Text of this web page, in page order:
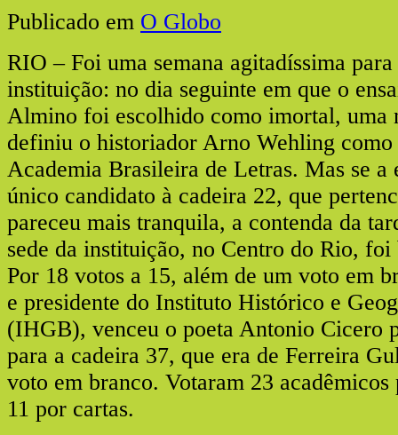
Publicado em O Globo
RIO – Foi uma semana agitadíssima para
instituição: no dia seguinte em que o
Almino foi escolhido como imortal, uma
definiu o historiador Arno Wehling como
Academia Brasileira de Letras. Mas se a
único candidato à cadeira 22, que
pareceu mais tranquila, a contenda da
sede da instituição, no Centro do Rio, foi
Por 18 votos a 15, além de um voto em
e presidente do Instituto Histórico e
(IHGB), venceu o poeta Antonio Cicero
para a cadeira 37, que era de Ferreira
voto em branco. Votaram 23 acadêmicos
11 por cartas.